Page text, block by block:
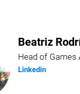
Beatriz
Head of Games
Linkedin